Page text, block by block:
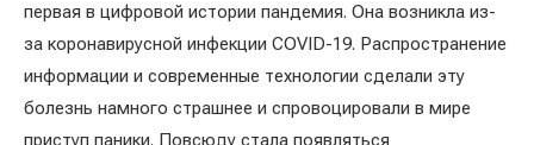
первая в цифровой истории пандемия. Она возникла из-
за коронавирусной инфекции COVID-19. Распространение
информации и современные технологии сделали эту
болезнь намного страшнее и спровоцировали в мире
приступ паники. Повсюду стала появляться